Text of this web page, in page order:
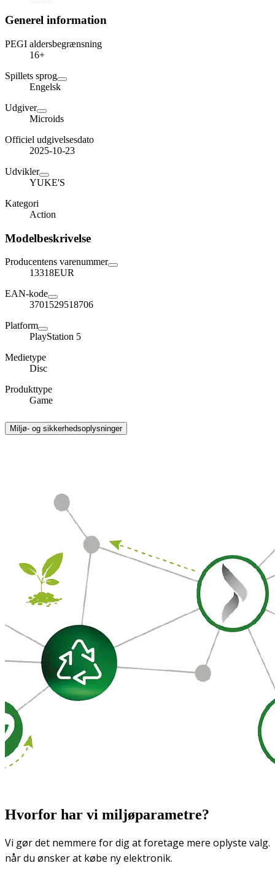
Generel information
PEGI aldersbegrænsning
16+
Spillets sprog
Engelsk
Udgiver
Microids
Officiel udgivelsesdato
2025-10-23
Udvikler
YUKE'S
Kategori
Action
Modelbeskrivelse
Producentens varenummer
13318EUR
EAN-kode
3701529518706
Platform
PlayStation 5
Medietype
Disc
Produkttype
Game
Miljø- og sikkerhedsoplysninger
Hvorfor har vi miljøparametre?
Vi gør det nemmere for dig at foretage mere oplyste valg.
når du ønsker at købe ny elektronik.